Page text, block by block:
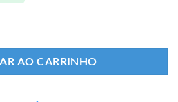
AO CARRINHO